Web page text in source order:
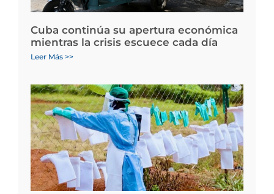
Cuba continúa su apertura económica
mientras la crisis escuece cada día
Leer Más >>